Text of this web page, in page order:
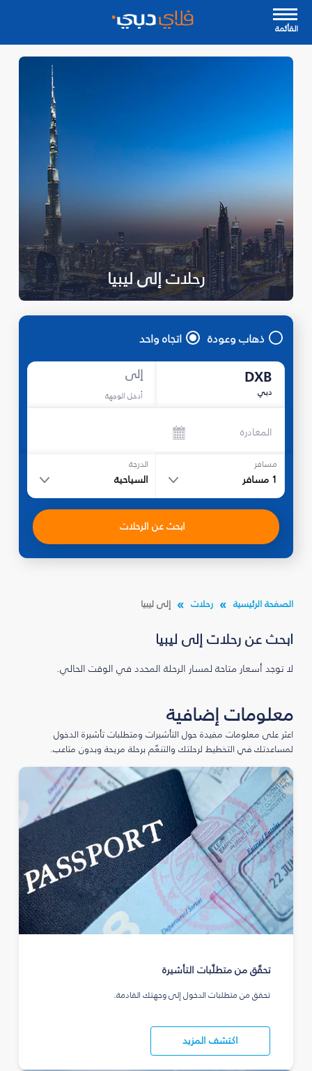
القأئمة
رحلات إلى ليبيا
ذهاب وعودة اتجاه واحد
DXB
دبي
إلى
أدخل الوجهة
المغادرة
مسافر
1 مسافر
الدرجة
السياحية
ابحث عن الرحلات
الصفحة الرئيسية رحلات إلى ليبيا
ابحث عن رحلات إلى ليبيا
لا توجد أسعار متاحة لمسار الرحلة المحدد في الوقت الحالي.
معلومات إضافية
اعثر على معلومات مفيدة حول التأشيرات ومتطلبات تأشيرة الدخول
لمساعدتك في التخطيط لرحلتك والتنعّم برحلة مريحة وبدون متاعب.
تحقّق من متطلّبات التأشيرة
تحقق من متطلبات الدخول إلى وجهتك القادمة.
اكتشف المزيد